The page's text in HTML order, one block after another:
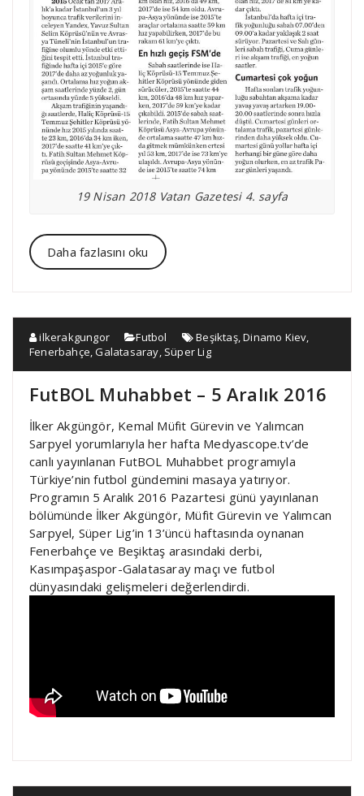
19 Nisan 2018 Vatan Gazetesi 4. sayfa
Daha fazlasını oku
ilkerakgungor Futbol Beşiktaş,Dinamo Kiev,
Fenerbahçe,Galatasaray, Süper Lig
FutBOL Muhabbet – 5 Aralık 2016
İlker Akgüngör, Kemal Müfit Gürevin ve Yalımcan
Sarpyel yorumlarıyla her hafta Medyascope.tv’de
canlı yayınlanan FutBOL Muhabbet programıyla
Türkiye’nin futbol gündemini masaya yatırıyor.
Programın 5 Aralık 2016 Pazartesi günü yayınlanan
bölümünde İlker Akgüngör, Müfit Gürevin ve Yalımcan
Sarpyel, Süper Lig’in 13’üncü haftasında oynanan
Fenerbahçe ve Beşiktaş arasındaki derbi,
Kasımpaşaspor-Galatasaray maçı ve futbol
dünyasındaki gelişmeleri değerlendirdi.